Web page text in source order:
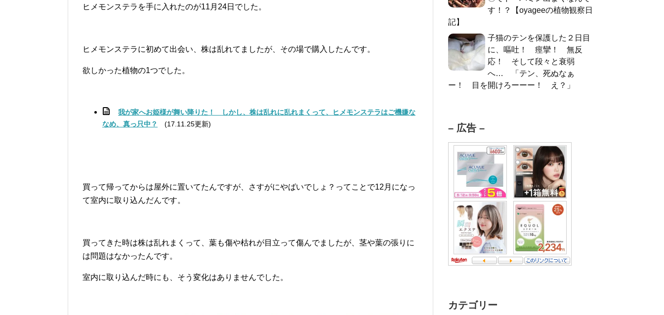
ヒメモンステラを手に入れたのが11月24日でした。
ヒメモンステラに初めて出会い、株は乱れてましたが、その場で購入したんです。
欲しかった植物の1つでした。
我が家へお姫様が舞い降りた！ しかし、株は乱れに乱れまくって、ヒメモンステラはご機嫌な
なめ、真っ只中？
(17.11.25更新)
買って帰ってからは屋外に置いてたんですが、さすがにやばいでしょ？ってことで12月になっ
て室内に取り込んだんです。
買ってきた時は株は乱れまくって、葉も傷や枯れが目立って傷んでましたが、茎や葉の張りに
は問題はなかったんです。
室内に取り込んだ時にも、そう変化はありませんでした。
す！？【oyageeの植物観察日
記】
子猫のテンを保護した２日目
に、嘔吐！ 痙攣！ 無反
応！ そして段々と衰弱
へ… 「テン、死ぬなぁ
ー！ 目を開けろーーー！ え？」
– 広告 –
カテゴリー